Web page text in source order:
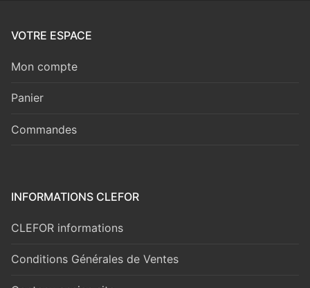
VOTRE ESPACE
Mon compte
Panier
Commandes
INFORMATIONS CLEFOR
CLEFOR informations
Conditions Générales de Ventes